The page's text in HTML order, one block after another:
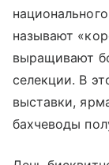
называют
выращивают
селекции. В
выставки,
бахчеводы